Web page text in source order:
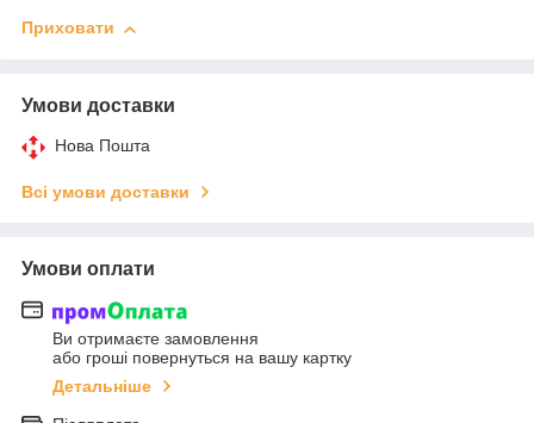
Приховати
Умови доставки
Нова Пошта
Всі умови доставки
Умови оплати
Ви отримаєте замовлення
або гроші повернуться на вашу картку
Детальніше